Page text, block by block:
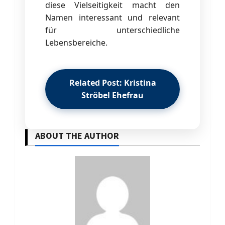
diese Vielseitigkeit macht den
Namen interessant und relevant
für unterschiedliche
Lebensbereiche.
Related Post: Kristina
Ströbel Ehefrau
ABOUT THE AUTHOR